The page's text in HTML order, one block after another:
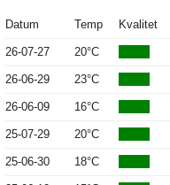
Datum Temp Kvalitet
26-07-27 20°C
26-06-29 23°C
26-06-09 16°C
25-07-29 20°C
25-06-30 18°C